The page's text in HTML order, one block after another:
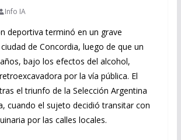
Info IA
deportiva terminó en un grave
de Concordia, luego de que un
bajo los efectos del alcohol,
por la vía pública. El
el triunfo de la Selección Argentina
cuando el sujeto decidió transitar con
por las calles locales.